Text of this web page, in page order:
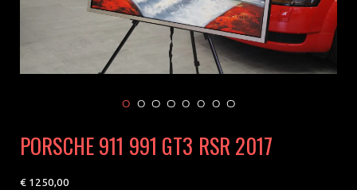
PORSCHE 911 991 GT3 RSR 2017
1250